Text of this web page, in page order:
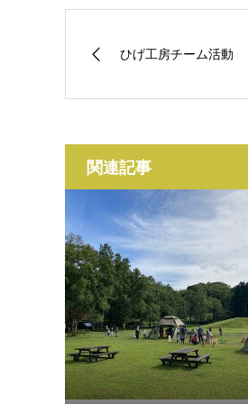
ひげ工房チーム活動
関連記事